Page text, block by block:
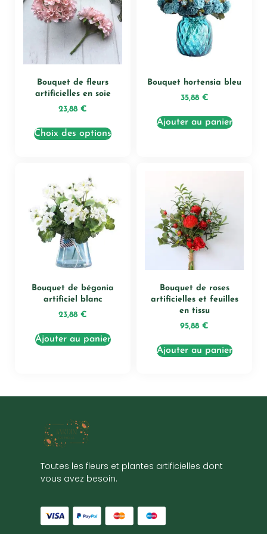
Bouquet de fleurs
artificielles en soie
23,88 €
Choix des options
Bouquet hortensia bleu
35,88 €
Ajouter au panier
Bouquet de bégonia
artificiel blanc
23,88 €
Ajouter au panier
Bouquet de roses
artificielles et feuilles
en tissu
95,88 €
Ajouter au panier
Toutes les fleurs et plantes artificielles dont
vous avez besoin.